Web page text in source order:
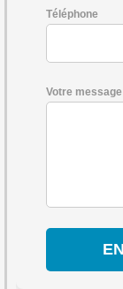
Téléphone
Votre message